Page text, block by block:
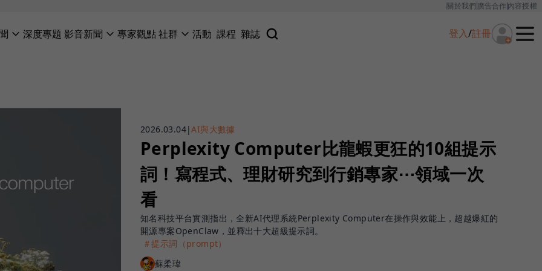
關於我們廣告合作內容授權
深度專題 影音新聞 專家觀點社群 活動 課程 雜誌 登入/註冊
2026.03.04|AI與大數據
Perplexity Computer比龍蝦更狂的10組提示
詞！寫程式、理財研究到行銷專家⋯領域一次
看
知名科技平台實測指出，全新AI代理系統Perplexity Computer在操作與效能上，超越爆紅的
開源專案OpenClaw，並釋出十大超級提示詞。
＃提示詞（prompt）
蘇柔瑋